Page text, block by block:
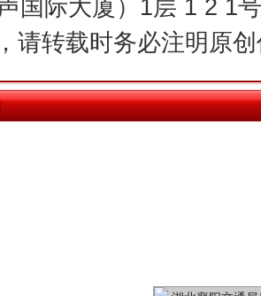
国际大厦）1层 1 2 1
请转载时务必注明原